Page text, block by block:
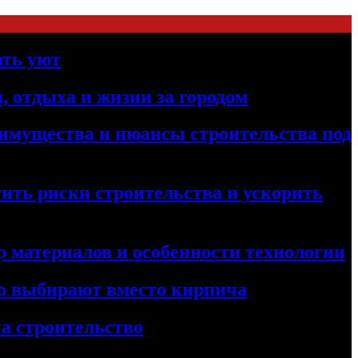
уют
отдыха и жизни за городом
и нюансы строительства под
риски строительства и ускорить
и особенности технологии
выбирают вместо кирпича
строительство